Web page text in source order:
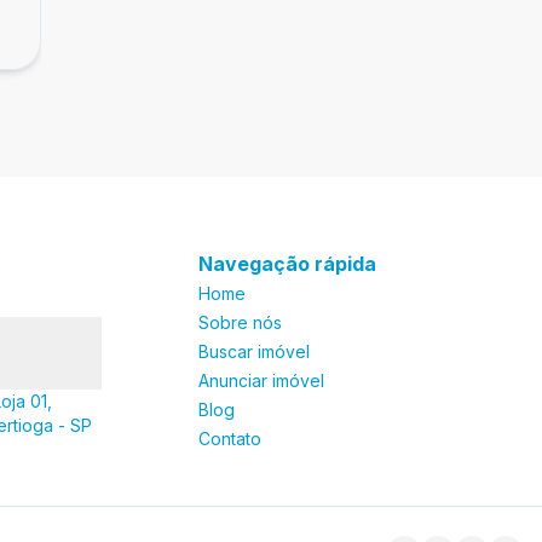
01,
- SP
Navegação rápida
Home
Sobre nós
Buscar imóvel
Anunciar imóvel
Blog
Contato